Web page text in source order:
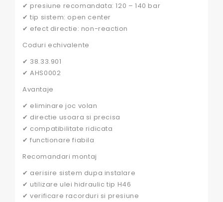
✔ presiune recomandata: 120 – 140 bar
✔ tip sistem: open center
✔ efect directie: non-reaction
Coduri echivalente
✔ 38.33.901
✔ AHS0002
Avantaje
✔ eliminare joc volan
✔ directie usoara si precisa
✔ compatibilitate ridicata
✔ functionare fiabila
Recomandari montaj
✔ aerisire sistem dupa instalare
✔ utilizare ulei hidraulic tip H46
✔ verificare racorduri si presiune